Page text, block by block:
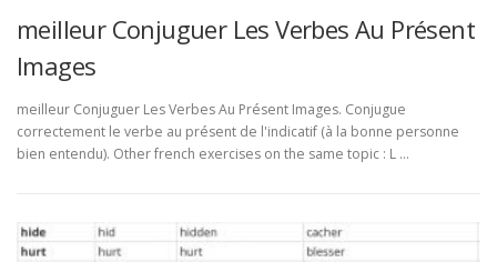
meilleur Conjuguer Les Verbes Au Présent
Images
meilleur Conjuguer Les Verbes Au Présent Images. Conjugue
correctement le verbe au présent de l'indicatif (à la bonne personne
bien entendu). Other french exercises on the same topic : L …